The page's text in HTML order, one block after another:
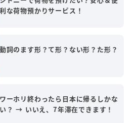
利な荷物預かりサービス！
動詞のます形？て形？ない形？た形？
ワーホリ終わったら日本に帰るしかな
い？ → いいえ、7年滞在できます！